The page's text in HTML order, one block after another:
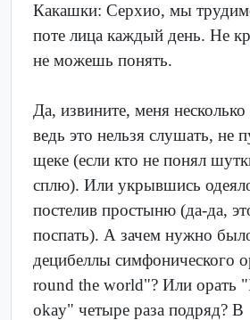
Какашки: Серхио, мы
поте лица каждый день. Не
не можешь понять.
Да, извините, меня
ведь это нельзя слушать, не
щеке (если кто не понял
сплю). Или укрывшись
постелив простыню (да-да,
поспать). А зачем нужно
децибеллы симфонического
round the world"? Или орать
okay" четыре раза подряд? В